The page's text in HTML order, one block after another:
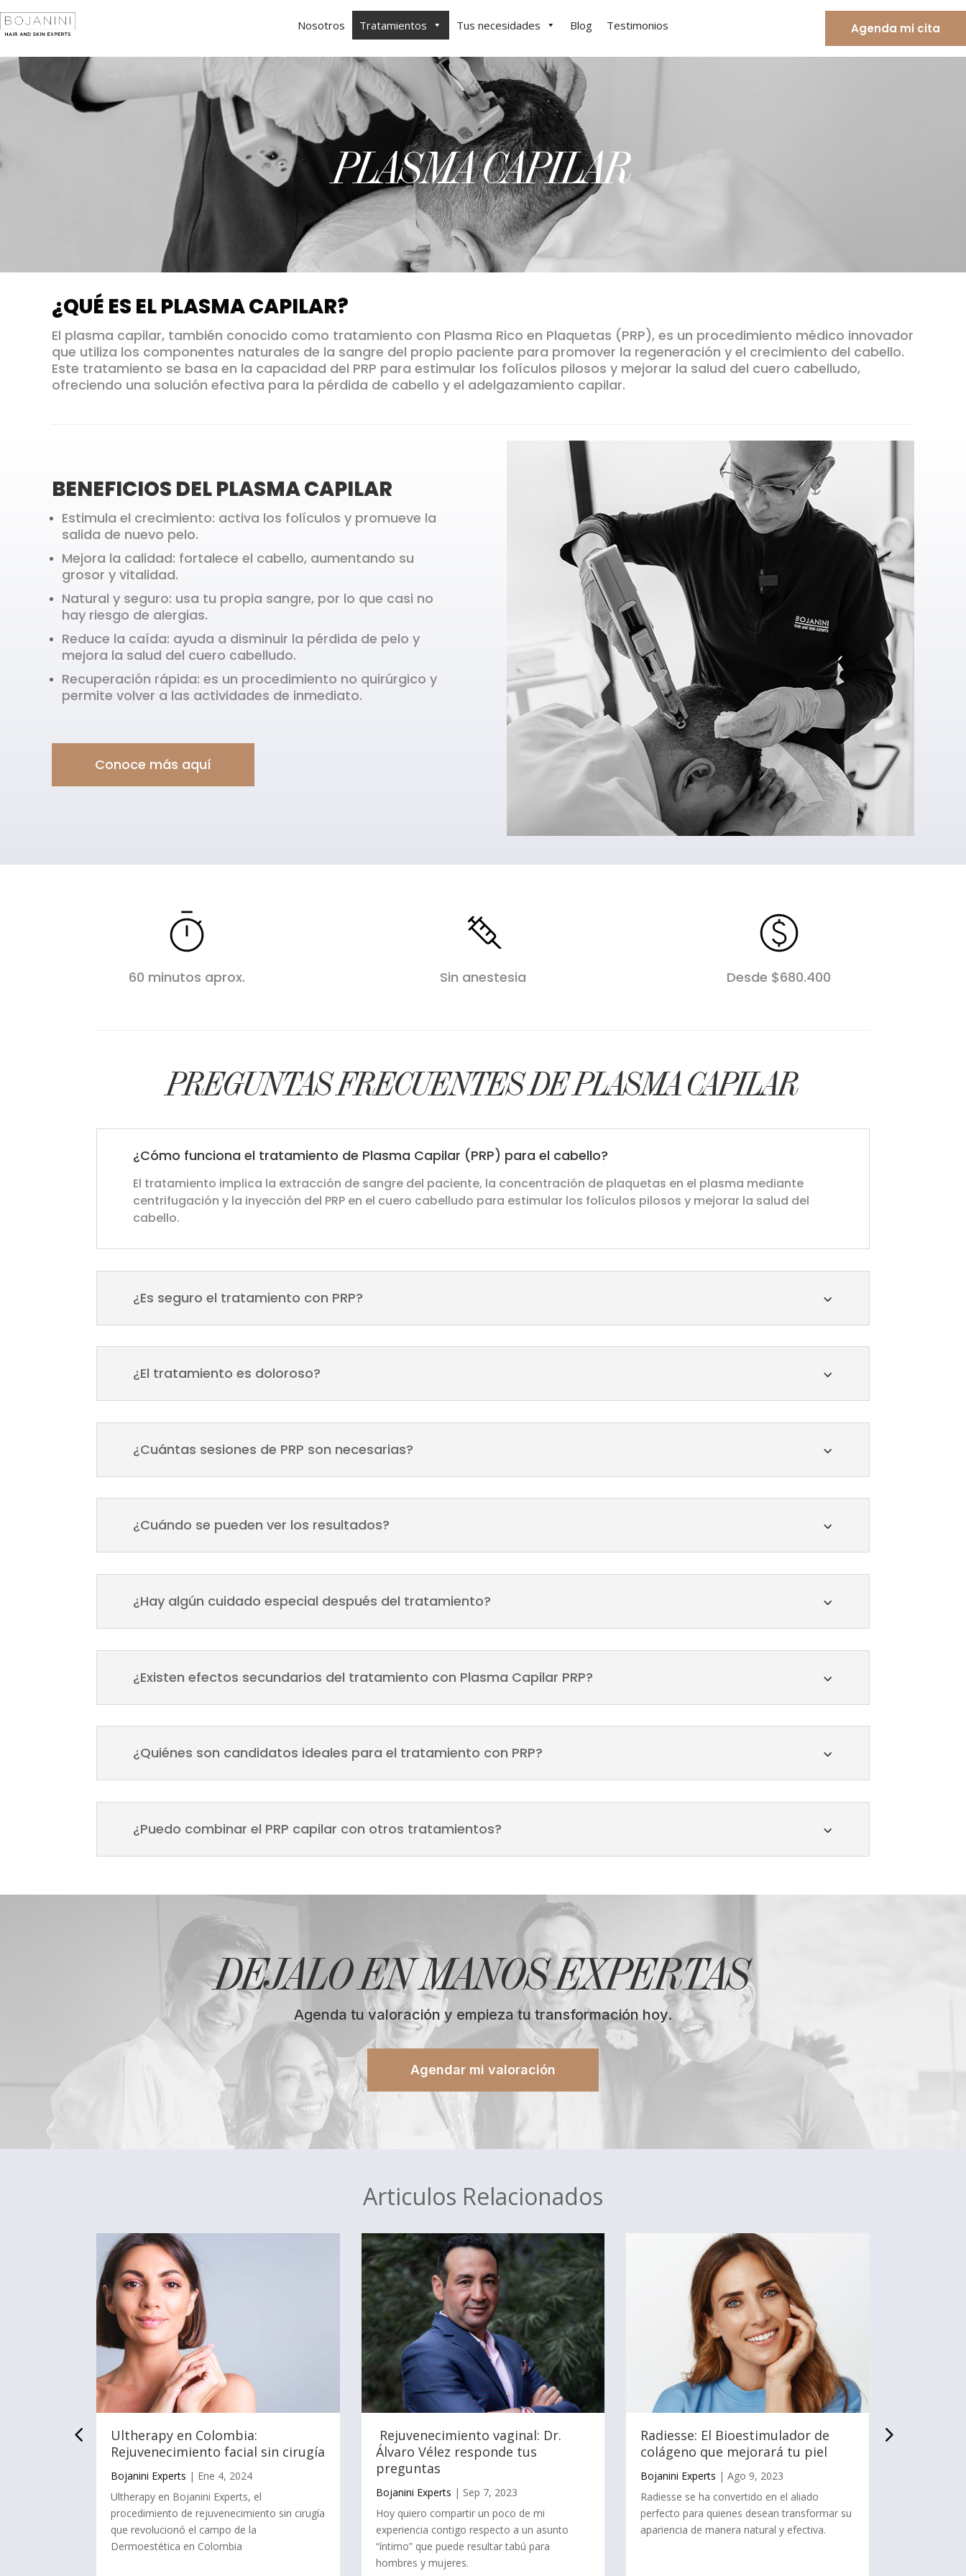
Nosotros Tratamientos Tus necesidades Blog Testimonios Agenda mi cita
PLASMA CAPILAR
¿QUÉ ES EL PLASMA CAPILAR?
El plasma capilar, también conocido como tratamiento con Plasma Rico en Plaquetas (PRP), es un procedimiento médico innovador
que utiliza los componentes naturales de la sangre del propio paciente para promover la regeneración y el crecimiento del cabello.
Este tratamiento se basa en la capacidad del PRP para estimular los folículos pilosos y mejorar la salud del cuero cabelludo,
ofreciendo una solución efectiva para la pérdida de cabello y el adelgazamiento capilar.
BENEFICIOS DEL PLASMA CAPILAR
Estimula el crecimiento: activa los folículos y promueve la
salida de nuevo pelo.
Mejora la calidad: fortalece el cabello, aumentando su
grosor y vitalidad.
Natural y seguro: usa tu propia sangre, por lo que casi no
hay riesgo de alergias.
Reduce la caída: ayuda a disminuir la pérdida de pelo y
mejora la salud del cuero cabelludo.
Recuperación rápida: es un procedimiento no quirúrgico y
permite volver a las actividades de inmediato.
Conoce más aquí
60 minutos aprox. Sin anestesia Desde $680.400
PREGUNTAS FRECUENTES DE PLASMA CAPILAR
¿Cómo funciona el tratamiento de Plasma Capilar (PRP) para el cabello?
El tratamiento implica la extracción de sangre del paciente, la concentración de plaquetas en el plasma mediante
centrifugación y la inyección del PRP en el cuero cabelludo para estimular los folículos pilosos y mejorar la salud del
cabello.
¿Es seguro el tratamiento con PRP?
¿El tratamiento es doloroso?
¿Cuántas sesiones de PRP son necesarias?
¿Cuándo se pueden ver los resultados?
¿Hay algún cuidado especial después del tratamiento?
¿Existen efectos secundarios del tratamiento con Plasma Capilar PRP?
¿Quiénes son candidatos ideales para el tratamiento con PRP?
¿Puedo combinar el PRP capilar con otros tratamientos?
DEJALO EN MANOS EXPERTAS
Agenda tu valoración y empieza tu transformación hoy.
Agendar mi valoración
Articulos Relacionados
Ultherapy en Colombia:
Rejuvenecimiento facial sin cirugía
Bojanini Experts | Ene 4, 2024
Ultherapy en Bojanini Experts, el
procedimiento de rejuvenecimiento sin cirugía
que revolucionó el campo de la
Dermoestética en Colombia
Rejuvenecimiento vaginal: Dr.
Álvaro Vélez responde tus
preguntas
Bojanini Experts | Sep 7, 2023
Hoy quiero compartir un poco de mi
experiencia contigo respecto a un asunto
“íntimo” que puede resultar tabú para
hombres y mujeres.
Radiesse: El Bioestimulador de
colágeno que mejorará tu piel
Bojanini Experts | Ago 9, 2023
Radiesse se ha convertido en el aliado
perfecto para quienes desean transformar su
apariencia de manera natural y efectiva.